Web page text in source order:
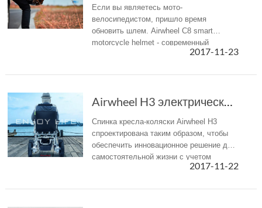
Если вы являетесь мото-
велосипедистом, пришло время
обновить шлем. Airwheel C8 smart
motorcycle helmet - современный
мотоциклетный шлем со многими2017-11-23
Airwheel H3 электрических инвалидных колясок ...
Спинка кресла-коляски Airwheel H3
спроектирована таким образом, чтобы
обеспечить инновационное решение для
самостоятельной жизни с учетом
путешествий и транспортировки.2017-11-22